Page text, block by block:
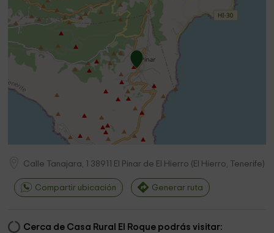
Calle Tanajara, 1 38911 El Pinar de El Hierro ( El Hierro, Tenerife)
Compartir ubicación Generar ruta
Cerca de Casa Rural El Roque podrás visitar: